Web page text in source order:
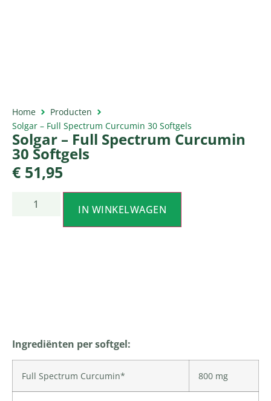
Home
Producten
Solgar – Full Spectrum Curcumin 30 Softgels
Solgar – Full Spectrum Curcumin
30 Softgels
€ 51,95
IN WINKELWAGEN
Ingrediënten per softgel:
Full Spectrum Curcumin* 800 mg